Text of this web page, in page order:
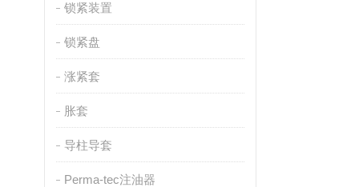
锁紧装置
锁紧盘
涨紧套
胀套
导柱导套
Perma-tec注油器